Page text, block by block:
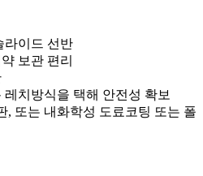
라이드 선반
보관 편리
치방식을 택해 안전성 확보
, 또는 내화학성 도료코팅 또는 폴